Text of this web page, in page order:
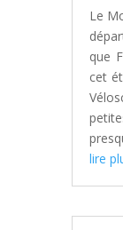
Le
que
cet
lire